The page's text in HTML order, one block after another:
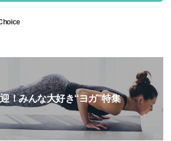
！みんな大好き“ヨガ”特集